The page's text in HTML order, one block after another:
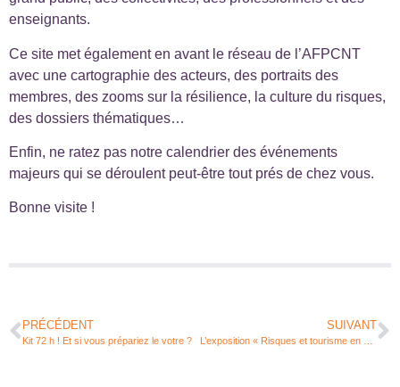
enseignants.
Ce site met également en avant le réseau de l’AFPCNT
avec une cartographie des acteurs, des portraits des
membres, des zooms sur la résilience, la culture du risques,
des dossiers thématiques…
Enfin, ne ratez pas notre calendrier des événements
majeurs qui se déroulent peut-être tout prés de chez vous.
Bonne visite !
PRÉCÉDENT
Kit 72 h ! Et si vous prépariez le votre ?
SUIVANT